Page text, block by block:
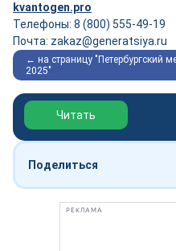
kvantogen.pro
Телефоны: 8 (800) 555-49-19
Почта: zakaz@generatsiya.ru
← на страницу "Петербургский
2025"
Обзор выставки
Читать
Поделиться
РЕКЛАМА